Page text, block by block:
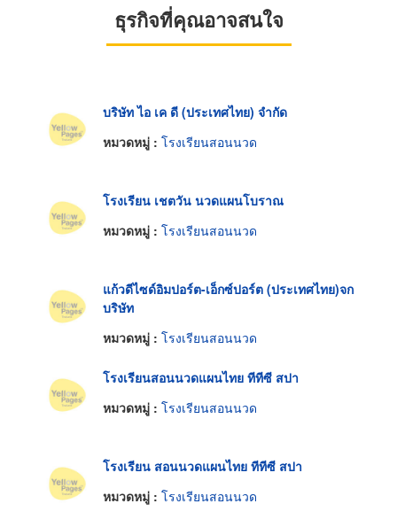
ธุรกิจที่คุณอาจสนใจ
บริษัท ไอ เค ดี (ประเทศไทย) จำกัด
หมวดหมู่ : โรงเรียนสอนนวด
โรงเรียน เชตวัน นวดแผนโบราณ
หมวดหมู่ : โรงเรียนสอนนวด
แก้วดีไซด์อิมปอร์ต-เอ็กซ์ปอร์ต (ประเทศไทย)จก
บริษัท
หมวดหมู่ : โรงเรียนสอนนวด
โรงเรียนสอนนวดแผนไทย ทีทีซี สปา
หมวดหมู่ : โรงเรียนสอนนวด
โรงเรียน สอนนวดแผนไทย ทีทีซี สปา
หมวดหมู่ : โรงเรียนสอนนวด